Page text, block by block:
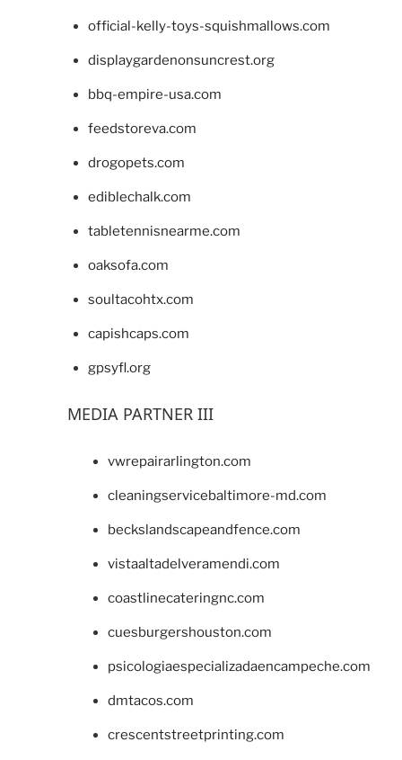
official-kelly-toys-squishmallows.com
displaygardenonsuncrest.org
bbq-empire-usa.com
feedstoreva.com
drogopets.com
ediblechalk.com
tabletennisnearme.com
oaksofa.com
soultacohtx.com
capishcaps.com
gpsyfl.org
MEDIA PARTNER III
vwrepairarlington.com
cleaningservicebaltimore-md.com
beckslandscapeandfence.com
vistaaltadelveramendi.com
coastlinecateringnc.com
cuesburgershouston.com
psicologiaespecializadaencampeche.com
dmtacos.com
crescentstreetprinting.com